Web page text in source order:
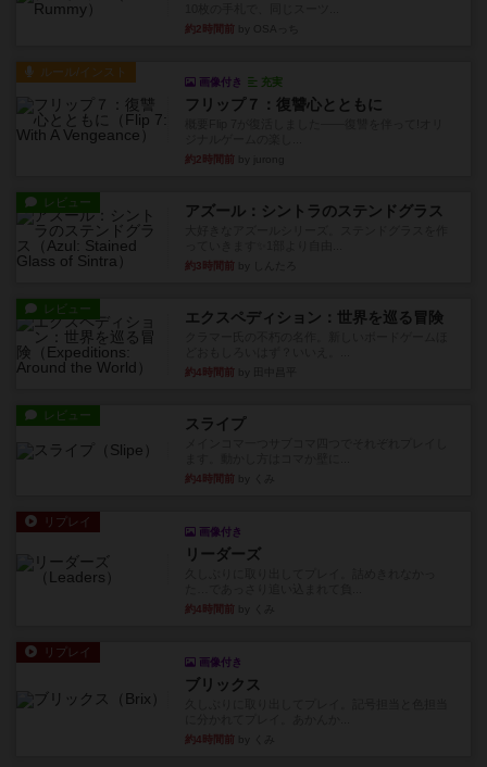
約2時間前
ルール/インスト
画像付き 充実
フリップ７：復讐心とともに
約2時間前
レビュー アズール：シントラのステンドグラス
約3時間前
レビュー エクスペディション：世界を巡る冒険
約4時間前
レビュー スライプ
約4時間前
リプレイ
画像付き
リーダーズ
約4時間前
リプレイ
画像付き
ブリックス
約4時間前